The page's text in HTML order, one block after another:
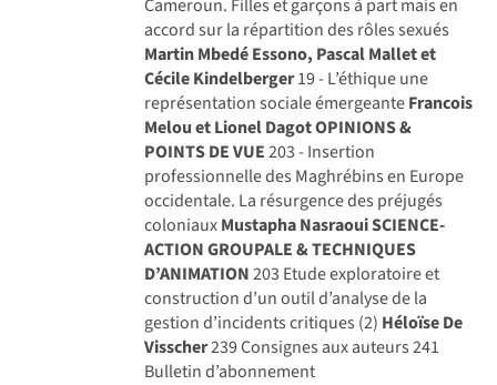
Cameroun. Filles et garçons à part mais en
accord sur la répartition des rôles sexués
Martin Mbedé Essono, Pascal Mallet et
Cécile Kindelberger19 - L’éthique une
représentation sociale émergeanteFrancois
Melou et Lionel DagotOPINIONS &
POINTS DE VUE203 - Insertion
professionnelle des Maghrébins en Europe
occidentale. La résurgence des préjugés
coloniauxMustapha NasraouiSCIENCE-
ACTION GROUPALE & TECHNIQUES
D’ANIMATION203 Etude exploratoire et
construction d’un outil d’analyse de la
gestion d’incidents critiques (2) Héloïse De
Visscher239 Consignes aux auteurs 241
Bulletin d’abonnement